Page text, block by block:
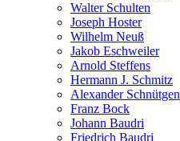
Walter Schulten
Joseph Hoster
Wilhelm Neuß
Jakob Eschweiler
Arnold Steffens
Hermann J. Schmitz
Alexander Schnütgen
Franz Bock
Johann Baudri
Friedrich Baudri